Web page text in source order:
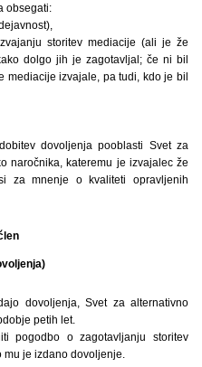
obsegati:
storitev mediacije (ali je že
dolgo jih je zagotavljal; če ni bil
mediacije izvajale, pa tudi, kdo je bil
dovoljenja pooblasti Svet za
naročnika, kateremu je izvajalec že
za mnenje o kvaliteti opravljenih
dovoljenja, Svet za alternativno
petih let.
pogodbo o zagotavljanju storitev
je izdano dovoljenje.